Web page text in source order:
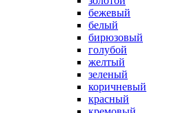
бежевый
белый
бирюзовый
голубой
желтый
зеленый
коричневый
красный